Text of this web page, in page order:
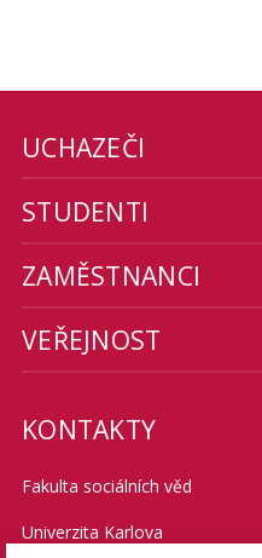
UCHAZEČI
STUDENTI
ZAMĚSTNANCI
VEŘEJNOST
KONTAKTY
Fakulta sociálních věd
Univerzita Karlova